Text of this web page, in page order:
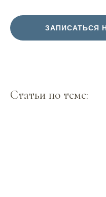
ЗАПИСАТЬСЯ
Статьи по теме: